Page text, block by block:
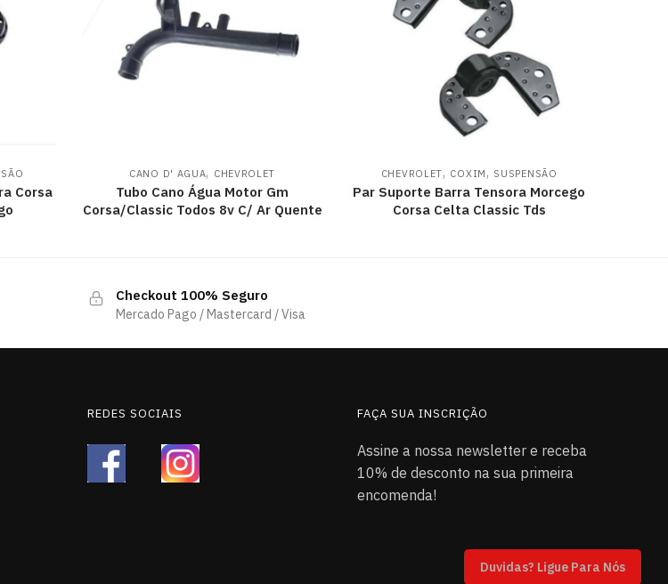
Duvidas? Ligue Para Nós
Corsa
CANO D' AGUA, CHEVROLET
Tubo Cano Água Motor Gm
Corsa/Classic Todos 8v C/ Ar Quente
CHEVROLET, COXIM, SUSPENSÃO
Par Suporte Barra Tensora Morcego
Corsa Celta Classic Tds
Checkout 100% Seguro
Mercado Pago / Mastercard / Visa
REDES SOCIAIS FAÇA SUA INSCRIÇÃO
Assine a nossa newsletter e receba
10% de desconto na sua primeira
encomenda!